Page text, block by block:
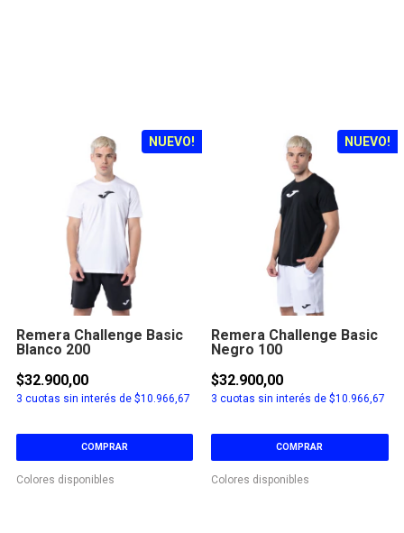
NUEVO!
Remera Challenge Basic
Blanco 200
$32.900,00
3 cuotas sin interés de $10.966,67
COMPRAR
Colores disponibles
NUEVO!
Remera Challenge Basic
Negro 100
$32.900,00
3 cuotas sin interés de $10.966,67
COMPRAR
Colores disponibles